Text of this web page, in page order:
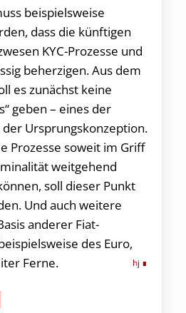
beispielsweise
dass die künftigen
KYC-Prozesse und
beherzigen. Aus dem
es zunächst keine
geben – eines der
Ursprungskonzeption.
Prozesse soweit im Griff
weitgehend
soll dieser Punkt
Und auch weitere
anderer Fiat-
des Euro,
Ferne.
hj